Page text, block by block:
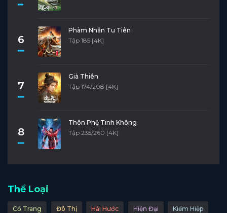
6
Phàm Nhân Tu Tiên
Tập 185 [4K]
7
Già Thiên
Tập 174/208 [4K]
8
Thôn Phệ Tinh Không
Tập 235/260 [4K]
Thể Loại
Cổ Trang Đô Thị Hài Hước Hiện Đại Kiếm Hiệp